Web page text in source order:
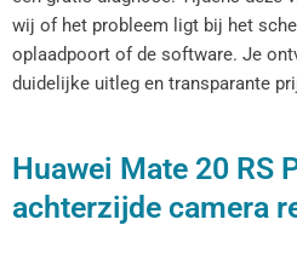
wij of het probleem ligt bij het
oplaadpoort of de software. Je
duidelijke uitleg en transparante
Huawei Mate 20 RS
achterzijde camera